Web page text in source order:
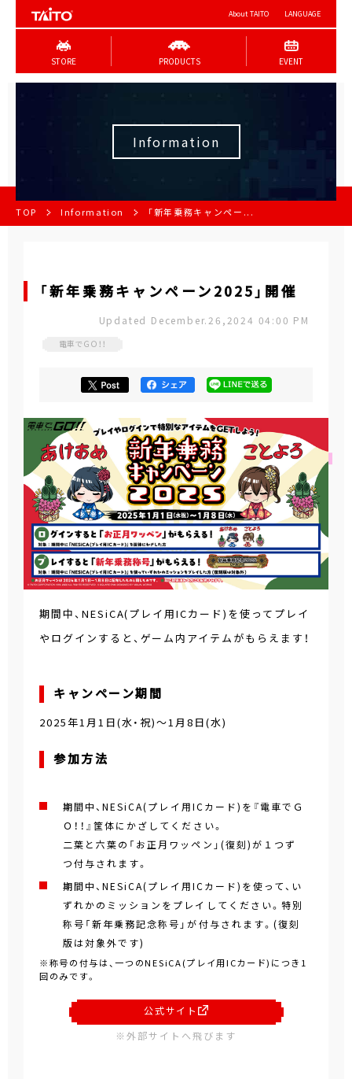
About TAITO LANGUAGE
STORE PRODUCTS EVENT
Information
TOP Information 「新年乗務キャンペー...
「新年乗務キャンペーン2025」開催
Updated December.26,2024 04:00 PM
電車でＧＯ！！
期間中、NESiCA(プレイ用ICカード)を使ってプレイ
やログインすると、ゲーム内アイテムがもらえます！
キャンペーン期間
2025年1月1日(水・祝)～1月8日(水)
参加方法
期間中、NESiCA(プレイ用ICカード)を『電車でＧ
Ｏ！！』筐体にかざしてください。
二葉と六葉の「お正月ワッペン」(復刻)が１つず
つ付与されます。
期間中、NESiCA(プレイ用ICカード)を使って、い
ずれかのミッションをプレイしてください。特別
称号「新年乗務記念称号」が付与されます。(復刻
版は対象外です)
※称号の付与は、一つのNESiCA(プレイ用ICカード)につき1
回のみです。
公式サイト
※外部サイトへ飛びます